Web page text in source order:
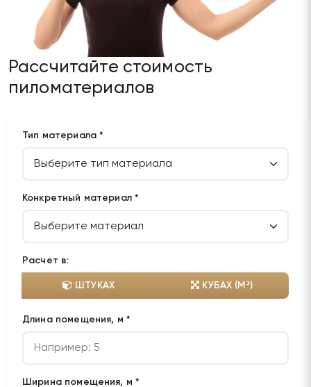
Рассчитайте стоимость
пиломатериалов
Тип материала *
Конкретный материал *
Расчет в:
ШТУКАХ КУБАХ (М³)
Длина помещения, м *
Ширина помещения, м *